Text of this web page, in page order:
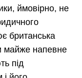
ймовірно, не
британська
майже напевне
під